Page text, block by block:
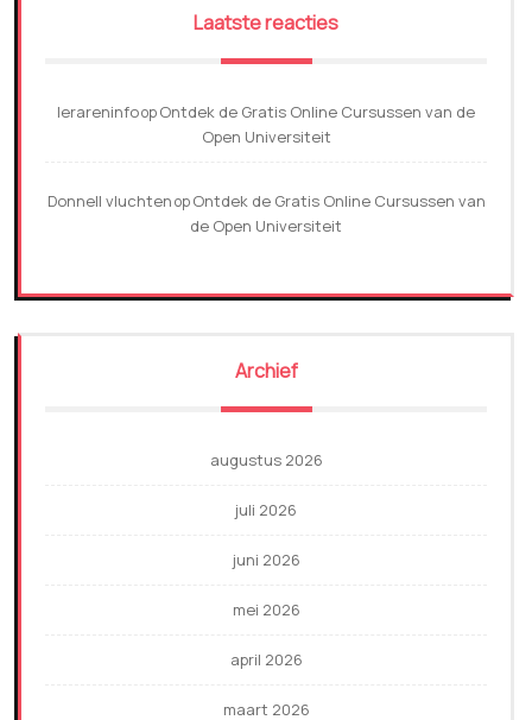
Laatste reacties
lerareninfoopOntdek de Gratis Online Cursussen van de
Open Universiteit
Donnell vluchtenopOntdek de Gratis Online Cursussen van
de Open Universiteit
Archief
augustus 2026
juli 2026
juni 2026
mei 2026
april 2026
maart 2026